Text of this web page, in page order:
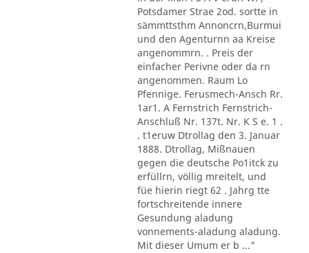
Potsdamer Strae 2od. sortte in
sämmttsthm Annoncrn,Burmui
und den Agenturnn aa Kreise
angenommrn. . Preis der
einfacher Perivne oder da rn
angenommen. Raum Lo
Pfennige. Ferusmech-Ansch Rr.
1ar1. A Fernstrich Fernstrich-
Anschluß Nr. 137t. Nr. K S e. 1 .
. t1eruw Dtrollag den 3. Januar
1888. Dtrollag, Mißnauen
gegen die deutsche Po1itck zu
erfüllrn, völlig mreitelt, und
füe hierin riegt 62 . Jahrg tte
fortschreitende innere
Gesundung aladung
vonnements-aladung aladung.
Mit dieser Umum er b ..."